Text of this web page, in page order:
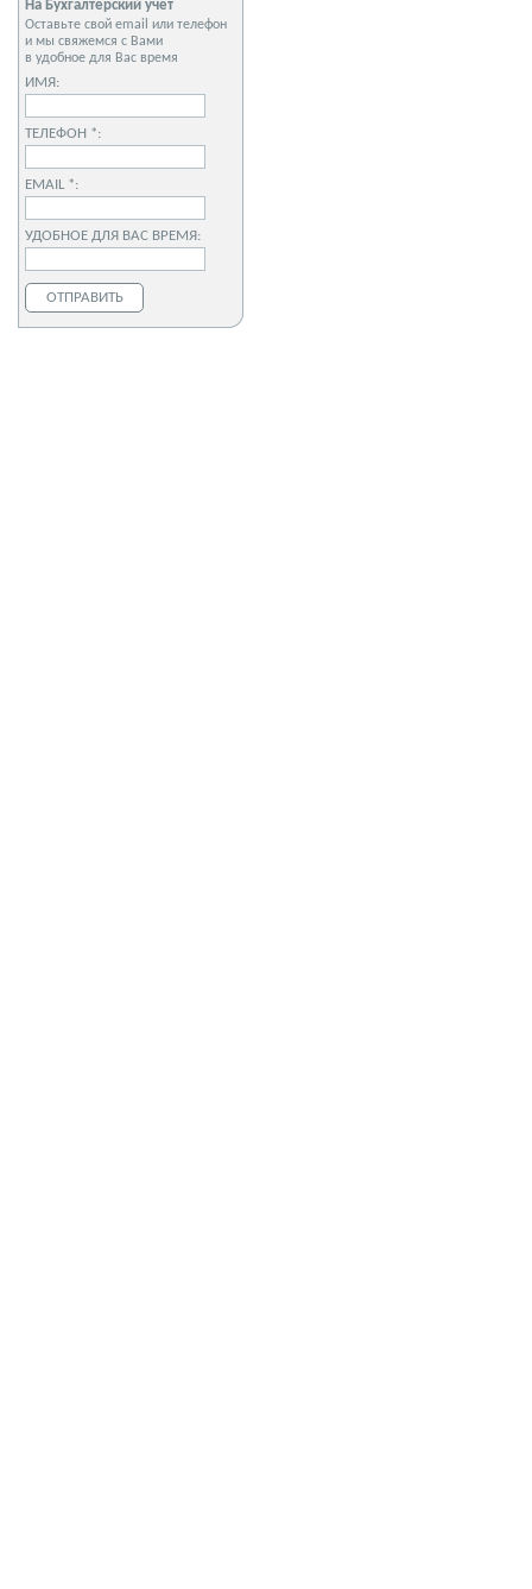
На Бухгалтерский учет
Оставьте свой email или телефон
и мы свяжемся с Вами
в удобное для Вас время
ИМЯ:
ТЕЛЕФОН *:
EMAIL *:
УДОБНОЕ ДЛЯ ВАС ВРЕМЯ: